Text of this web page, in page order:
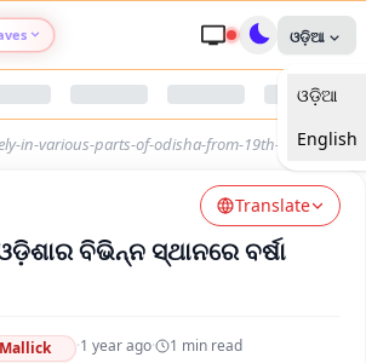
Argus Nari Shakti
Argus Swaad Odisha
ଓଡ଼ିଆ
ଓଡ଼ିଆ
English
in-various-parts-of-odisha-from-19th-to-21st
Translate
ବିଭିନ୍ନ ସ୍ଥାନରେ ବର୍ଷା
·1 year ago· 1 min read